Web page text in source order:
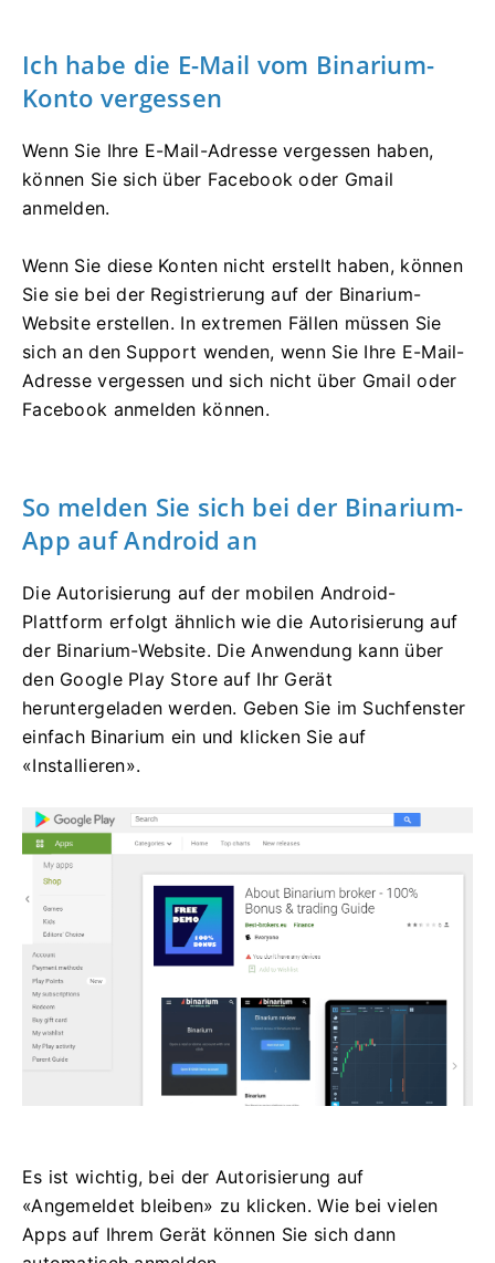
Ich habe die E-Mail vom Binarium-
Konto vergessen
Wenn Sie Ihre E-Mail-Adresse vergessen haben,
können Sie sich über Facebook oder Gmail
anmelden.
Wenn Sie diese Konten nicht erstellt haben, können
Sie sie bei der Registrierung auf der Binarium-
Website erstellen. In extremen Fällen müssen Sie
sich an den Support wenden, wenn Sie Ihre E-Mail-
Adresse vergessen und sich nicht über Gmail oder
Facebook anmelden können.
So melden Sie sich bei der Binarium-
App auf Android an
Die Autorisierung auf der mobilen Android-
Plattform erfolgt ähnlich wie die Autorisierung auf
der Binarium-Website. Die Anwendung kann über
den Google Play Store auf Ihr Gerät
heruntergeladen werden. Geben Sie im Suchfenster
einfach Binarium ein und klicken Sie auf
«Installieren».
Es ist wichtig, bei der Autorisierung auf
«Angemeldet bleiben» zu klicken. Wie bei vielen
Apps auf Ihrem Gerät können Sie sich dann